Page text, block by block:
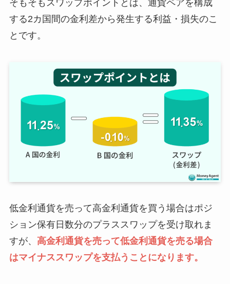
そもそもスワップポイントとは、通貨ペアを構成
する2カ国間の金利差から発生する利益・損失のこ
とです。
低金利通貨を売って高金利通貨を買う場合はポジ
ション保有日数分のプラススワップを受け取れま
すが、 高金利通貨を売って低金利通貨を売る場合
はマイナススワップを支払うことになります。